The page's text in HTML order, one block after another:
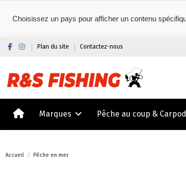
Choisissez un pays pour afficher un contenu
Plan du site Contactez-nous
Marques Pêche au coup &
Accueil Pêche en mer